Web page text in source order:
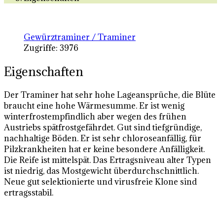
Gewürztraminer / Traminer
Zugriffe: 3976
Eigenschaften
Der Traminer hat sehr hohe Lageansprüche, die Blüte
braucht eine hohe Wärmesumme. Er ist wenig
winterfrostempfindlich aber wegen des frühen
Austriebs spätfrostgefährdet. Gut sind tiefgründige,
nachhaltige Böden. Er ist sehr chloroseanfällig, für
Pilzkrankheiten hat er keine besondere Anfälligkeit.
Die Reife ist mittelspät. Das Ertragsniveau alter Typen
ist niedrig, das Mostgewicht überdurchschnittlich.
Neue gut selektionierte und virusfreie Klone sind
ertragsstabil.